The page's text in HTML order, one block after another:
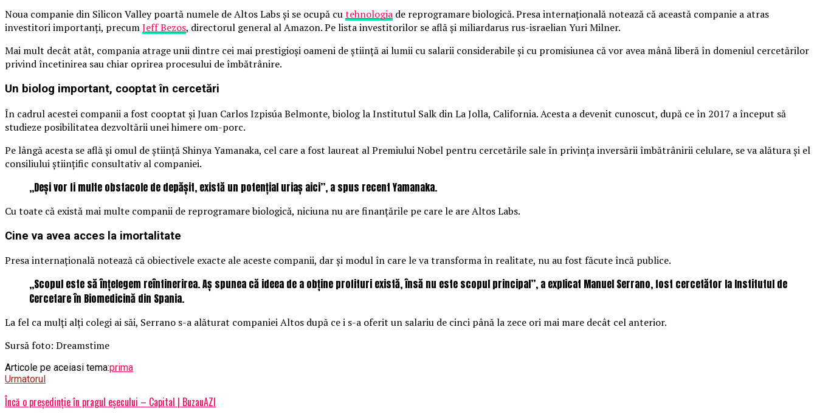
Noua companie din Silicon Valley poartă numele de Altos Labs și se ocupă cutehnologia de reprogramare biologică. Presa internațională notează că această companie a atras
investitori importanți, precumJeff Bezos, directorul general al Amazon. Pe lista investitorilor se află și miliardarus rus-israelian Yuri Milner.
Mai mult decât atât, compania atrage unii dintre cei mai prestigioși oameni de știință ai lumii cu salarii considerabile și cu promisiunea că vor avea mână liberă în domeniul cercetărilor
privind încetinirea sau chiar oprirea procesului de îmbătrânire.
Un biolog important, cooptat în cercetări
În cadrul acestei companii a fost cooptat și Juan Carlos Izpisúa Belmonte, biolog la Institutul Salk din La Jolla, California. Acesta a devenit cunoscut, după ce în 2017 a început să
studieze posibilitatea dezvoltării unei himere om-porc.
Pe lângă acesta se află și omul de știință Shinya Yamanaka, cel care a fost laureat al Premiului Nobel pentru cercetările sale în privința inversării îmbătrânirii celulare, se va alătura și el
consiliului științific consultativ al companiei.
„Deși vor fi multe obstacole de depășit, există un potențial uriaș aici”, a spus recent Yamanaka.
Cu toate că există mai multe companii de reprogramare biologică, niciuna nu are finanțările pe care le are Altos Labs.
Cine va avea acces la imortalitate
Presa internațională notează că obiectivele exacte ale aceste companii, dar și modul în care le va transforma în realitate, nu au fost făcute încă publice.
„Scopul este să înțelegem reîntinerirea. Aș spunea că ideea de a obține profituri există, însă nu este scopul principal”, a explicat Manuel Serrano, fost cercetător la Institutul de
Cercetare în Biomedicină din Spania.
La fel ca mulți alți colegi ai săi, Serrano s-a alăturat companiei Altos după ce i s-a oferit un salariu de cinci până la zece ori mai mare decât cel anterior.
Sursă foto: Dreamstime
Articole pe aceiasi tema:prima
Urmatorul
Încă o președinție în pragul eșecului – Capital | BuzauAZI